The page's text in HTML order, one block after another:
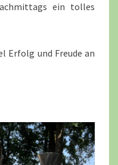
ein tolles
Erfolg und Freude an